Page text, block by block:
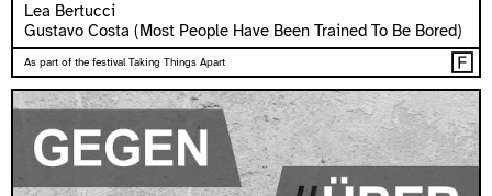
Lea Bertucci
Gustavo Costa (Most People Have Been Trained To Be Bored)
As part of the festival Taking Things Apart